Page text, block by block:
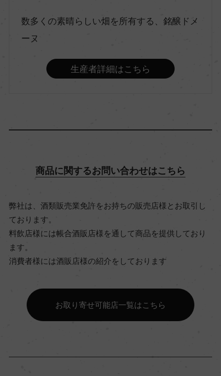
品種（原材料）
ピノ・ノワール 100%
13％
飲み頃温度
ビオ情報・認証機関
ー
有機JAS認証
コンクール入賞歴
数多くの素晴らしい畑を所有する、銘醸ドメ
ーヌ
生産者詳細はこちら
商品に関するお問い合わせはこちら
弊社は、酒類販売業免許をお持ちの販売店様とお取引し
ております。
料飲店様には帳合酒販店様を通して商品を提供しており
ます。
消費者様には酒販店様の紹介をしております
お取り寄せ可能店一覧はこちら